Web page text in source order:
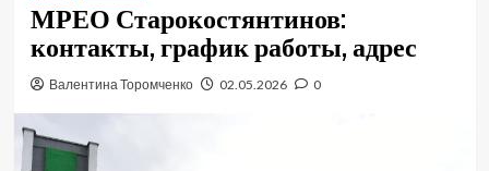
МРЕО Старокостянтинов:
контакты, график работы, адрес
Валентина Торомченко 02.05.2026 0